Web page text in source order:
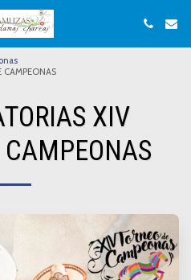
XIV
CAMPEONAS